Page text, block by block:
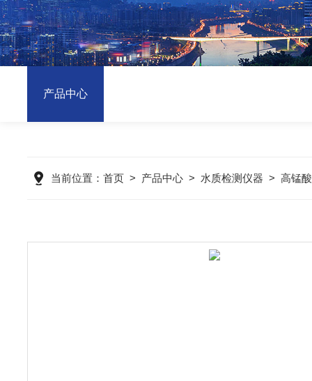
产品中心
当前位置： 首页 > 产品中心 > 水质检测仪器 > 高锰